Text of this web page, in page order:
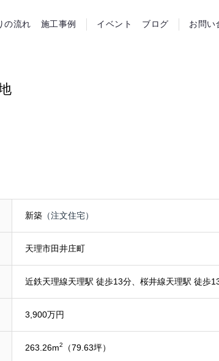
の流れ 施工事例 イベント ブログ お問い
新築 （注文住宅）
天理市田井庄町
近鉄天理線天理駅 徒歩13分、桜井線天理駅 徒歩
3,900万円
263.26m2 （79.63坪）